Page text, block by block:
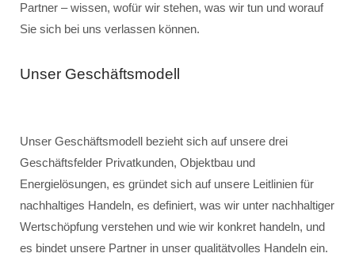
Partner – wissen, wofür wir stehen, was wir tun und worauf
Sie sich bei uns verlassen können.
Unser Geschäftsmodell
Unser Geschäftsmodell bezieht sich auf unsere drei
Geschäftsfelder Privatkunden, Objektbau und
Energielösungen, es gründet sich auf unsere Leitlinien für
nachhaltiges Handeln, es definiert, was wir unter nachhaltiger
Wertschöpfung verstehen und wie wir konkret handeln, und
es bindet unsere Partner in unser qualitätvolles Handeln ein.